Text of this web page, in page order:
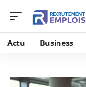
Actu Business